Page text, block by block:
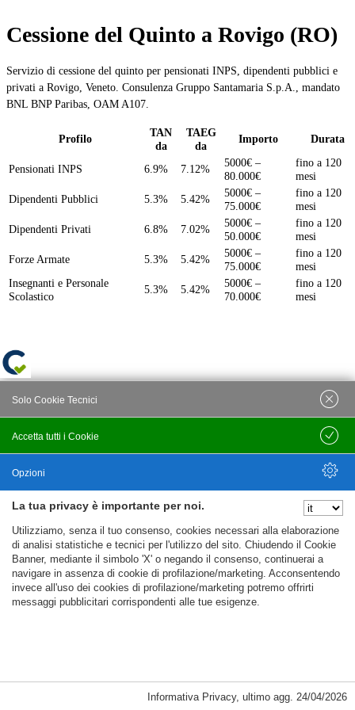
Cessione del Quinto a Rovigo (RO)
Servizio di cessione del quinto per pensionati INPS, dipendenti pubblici e
privati a Rovigo, Veneto. Consulenza Gruppo Santamaria S.p.A., mandato
BNL BNP Paribas, OAM A107.
Profilo
TAN
da
TAEG
da
Importo Durata
Pensionati INPS 6.9% 7.12%
5000€ –
80.000€
fino a 120
mesi
Dipendenti Pubblici
5.3% 5.42%
5000€ –
75.000€
fino a 120
mesi
Dipendenti Privati
6.8% 7.02%
5000€ –
50.000€
fino a 120
mesi
Forze Armate
5.3% 5.42%
5000€ –
75.000€
fino a 120
mesi
Insegnanti e Personale
Scolastico
5.3% 5.42%
5000€ –
70.000€
fino a 120
mesi
La tua privacy è importante per noi.
Utilizziamo, senza il tuo consenso, cookies necessari alla elaborazione
di analisi statistiche e tecnici per l'utilizzo del sito. Chiudendo il Cookie
Banner, mediante il simbolo 'X' o negando il consenso, continuerai a
navigare in assenza di cookie di profilazione/marketing. Acconsentendo
invece all'uso dei cookies di profilazione/marketing potremo offrirti
messaggi pubblicitari corrispondenti alle tue esigenze.
Cookie Necessari, Tecnici di Sessione
Accetta tutti i Cookie
Solo Cookie Tecnici
Salva
Opzioni
Nascondi Opzioni
Informativa Privacy, ultimo agg. 24/04/2026